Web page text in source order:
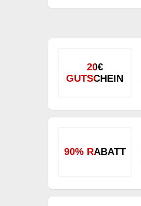
20€
GUTSCHEIN
90% RABATT